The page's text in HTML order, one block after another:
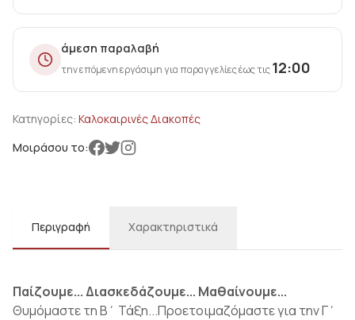
άμεση παραλαβή
την επόμενη εργάσιμη για παραγγελίες έως τις12:00
Κατηγορίες: Καλοκαιρινές Διακοπές
Μοιράσου το:
Περιγραφή Χαρακτηριστικά
Παίζουμε... Διασκεδάζουμε... Μαθαίνουμε...
Θυμόμαστε τη Β΄ Τάξη...Προετοιμαζόμαστε για την Γ΄